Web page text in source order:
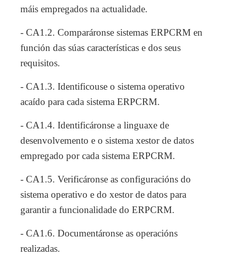
máis empregados na actualidade.
- CA1.2. Comparáronse sistemas ERPCRM en
función das súas características e dos seus
requisitos.
- CA1.3. Identificouse o sistema operativo
acaído para cada sistema ERPCRM.
- CA1.4. Identificáronse a linguaxe de
desenvolvemento e o sistema xestor de datos
empregado por cada sistema ERPCRM.
- CA1.5. Verificáronse as configuracións do
sistema operativo e do xestor de datos para
garantir a funcionalidade do ERPCRM.
- CA1.6. Documentáronse as operacións
realizadas.